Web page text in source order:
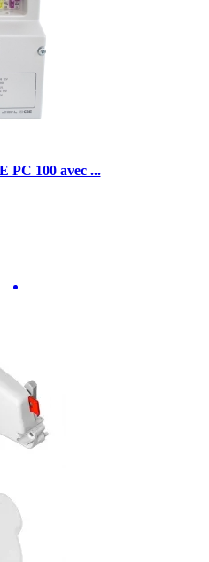
PC 100 avec ...